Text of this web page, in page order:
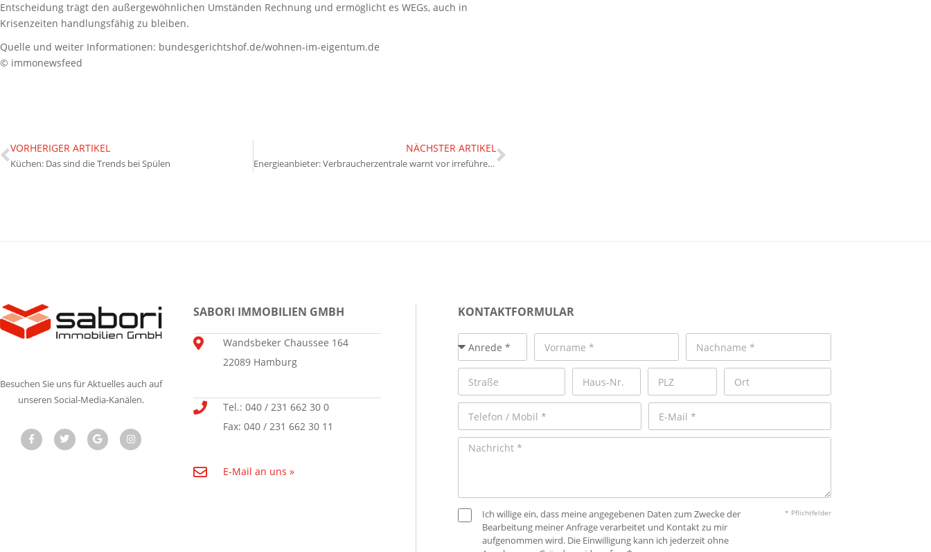
Entscheidung trägt den außergewöhnlichen Umständen Rechnung und ermöglicht es WEGs, auch in
Krisenzeiten handlungsfähig zu bleiben.
Quelle und weiter Informationen: bundesgerichtshof.de/wohnen-im-eigentum.de
© immonewsfeed
VORHERIGER ARTIKEL
Küchen: Das sind die Trends bei Spülen
NÄCHSTER ARTIKEL
Energieanbieter: Verbraucherzentrale warnt vor irreführenden Werbeschreiben
Besuchen Sie uns für Aktuelles auch auf
unseren Social-Media-Kanälen.
SABORI IMMOBILIEN GMBH
Wandsbeker Chaussee 164
22089 Hamburg
Tel.: 040 / 231 662 30 0
Fax: 040 / 231 662 30 11
E-Mail an uns »
KONTAKTFORMULAR
Ich willige ein, dass meine angegebenen Daten zum Zwecke der
Bearbeitung meiner Anfrage verarbeitet und Kontakt zu mir
aufgenommen wird. Die Einwilligung kann ich jederzeit ohne
* Pflichtfelder